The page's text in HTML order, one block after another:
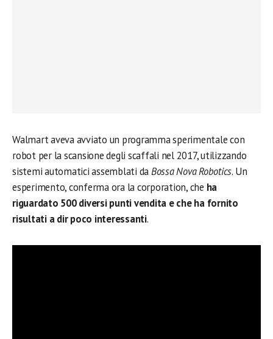
Walmart aveva avviato un programma sperimentale con
robot per la scansione degli scaffali nel 2017, utilizzando
sistemi automatici assemblati daBossa Nova Robotics. Un
esperimento, conferma ora la corporation, che ha
riguardato 500 diversi punti vendita e che ha fornito
risultati a dir poco interessanti.